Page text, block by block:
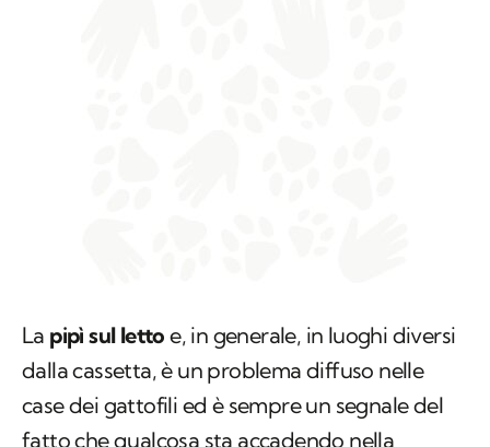
La pipì sul letto e, in generale, in luoghi diversi
dalla cassetta, è un problema diffuso nelle
case dei gattofili ed è sempre un segnale del
fatto che qualcosa sta accadendo nella